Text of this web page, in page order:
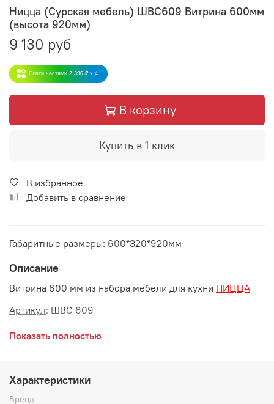
Ницца (Сурская мебель) ШВС609 Витрина 600мм
(высота 920мм)
9 130 руб
Плати частями 2 396 ₽ x 4
В корзину
Купить в 1 клик
В избранное
Добавить в сравнение
Габаритные размеры: 600*320*920мм
Описание
Витрина 600 мм из набора мебели для кухни НИЦЦА
Артикул: ШВС 609
Габаритные размеры:
глубина 320 мм
высота 920 мм
Показать полностью
Характеристики
Бренд